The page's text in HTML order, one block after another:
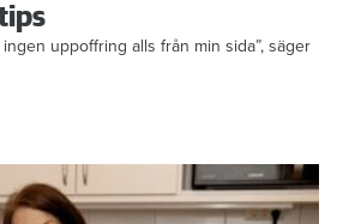
uppoffring alls från min sida”, säger